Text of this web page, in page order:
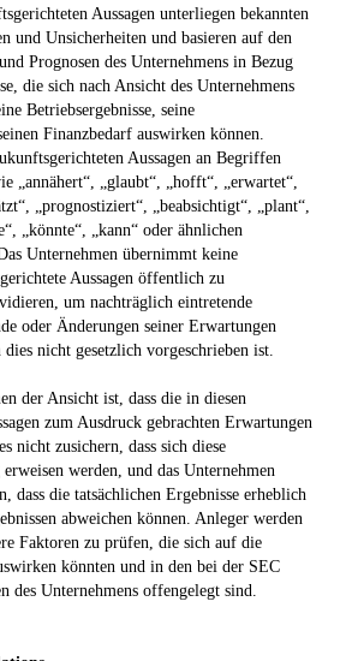
Aussagen unterliegen bekannten
und Unsicherheiten und basieren auf den
Prognosen des Unternehmens in Bezug
die sich nach Ansicht des Unternehmens
Betriebsergebnisse, seine
Finanzbedarf auswirken können.
Aussagen an Begriffen
„annähert“, „glaubt“, „hofft“, „erwartet“,
„prognostiziert“, „beabsichtigt“, „plant“,
„könnte“, „kann“ oder ähnlichen
Unternehmen übernimmt keine
Aussagen öffentlich zu
um nachträglich eintretende
oder Änderungen seiner Erwartungen
nicht gesetzlich vorgeschrieben ist.
der Ansicht ist, dass die in diesen
zum Ausdruck gebrachten Erwartungen
nicht zusichern, dass sich diese
werden, und das Unternehmen
dass die tatsächlichen Ergebnisse erheblich
abweichen können. Anleger werden
Faktoren zu prüfen, die sich auf die
könnten und in den bei der SEC
des Unternehmens offengelegt sind.